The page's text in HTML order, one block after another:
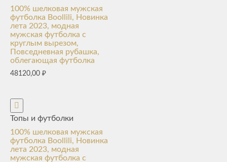
100% шелковая мужская
футболка Boollili, Новинка
лета 2023, модная
мужская футболка с
круглым вырезом,
Повседневная рубашка,
облегающая футболка
48120,00 ₽
Топы и футболки
100% шелковая мужская
футболка Boollili, Новинка
лета 2023, модная
мужская футболка с